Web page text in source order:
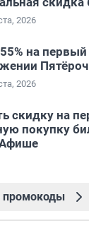
2026
на
2026
скидку на
покупку
промокоды